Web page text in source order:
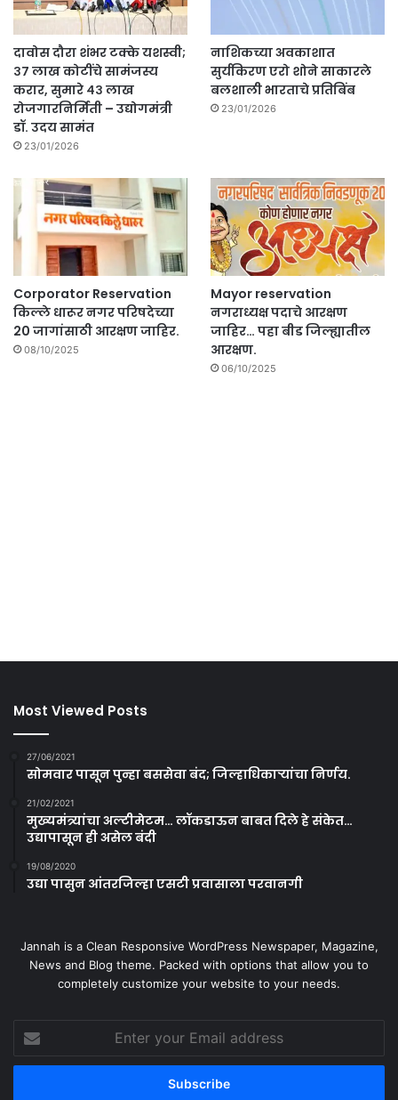
दावोस दौरा शंभर टक्के यशस्वी;
३७ लाख कोटींचे सामंजस्य
करार, सुमारे ४३ लाख
रोजगारनिर्मिती – उद्योगमंत्री
डॉ. उदय सामंत
23/01/2026
नाशिकच्या अवकाशात
सुर्यकिरण एरो शोने साकारले
बलशाली भारताचे प्रतिबिंब
23/01/2026
Corporator Reservation
किल्ले धारूर नगर परिषदेच्या
20 जागांसाठी आरक्षण जाहिर.
08/10/2025
Mayor reservation
नगराध्यक्ष पदाचे आरक्षण
जाहिर… पहा बीड जिल्ह्यातील
आरक्षण.
06/10/2025
Most Viewed Posts
27/06/2021
सोमवार पासून पुन्हा बससेवा बंद; जिल्हाधिकाऱ्यांचा निर्णय.
21/02/2021
मुख्यमंत्र्यांचा अल्टीमेटम… लॉकडाऊन बाबत दिले हे संकेत…
उद्यापासून ही असेल बंदी
19/08/2020
उद्या पासुन आंतरजिल्हा एसटी प्रवासाला परवानगी
Jannah is a Clean Responsive WordPress Newspaper, Magazine,
News and Blog theme. Packed with options that allow you to
completely customize your website to your needs.
your
Email